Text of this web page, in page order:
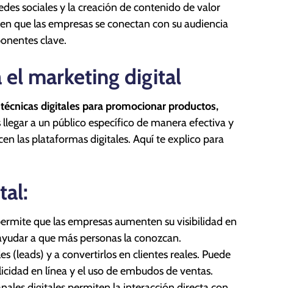
sociales y la creación de contenido de valor
que las empresas se conectan con su audiencia
clave.
el marketing digital
digitales para promocionar productos,
llegar a un público específico de manera efectiva y
las plataformas digitales. Aquí te explico para
que las empresas aumenten su visibilidad en
a que más personas la conozcan.
(leads) y a convertirlos en clientes reales. Puede
en línea y el uso de embudos de ventas.